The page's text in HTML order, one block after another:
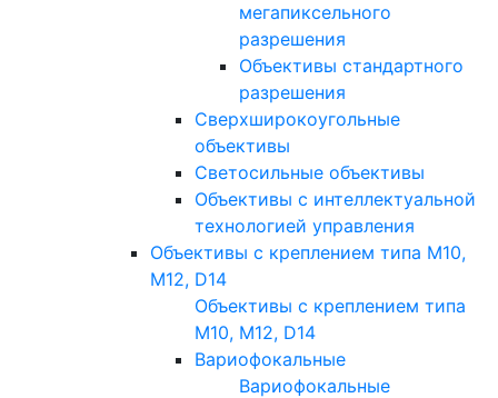
мегапиксельного
разрешения
Объективы стандартного
разрешения
Сверхширокоугольные
объективы
Светосильные объективы
Объективы с интеллектуальной
технологией управления
Объективы с креплением типа M10,
M12, D14
Объективы с креплением типа
M10, M12, D14
Вариофокальные
Вариофокальные